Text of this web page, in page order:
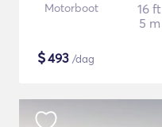
Motorboot
16 ft
5 m
$493 /dag